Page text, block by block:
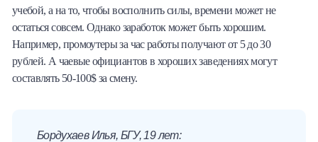
учебой, а на то, чтобы восполнить силы, времени может не
остаться совсем. Однако заработок может быть хорошим.
Например, промоутеры за час работы получают от 5 до 30
рублей. А чаевые официантов в хороших заведениях могут
составлять 50-100$ за смену.
Бордухаев Илья, БГУ, 19 лет: